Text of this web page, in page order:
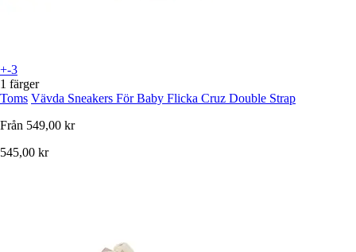
+-3
1 färger
Toms Vävda Sneakers För Baby Flicka Cruz Double Strap
Från 549,00 kr
545,00 kr